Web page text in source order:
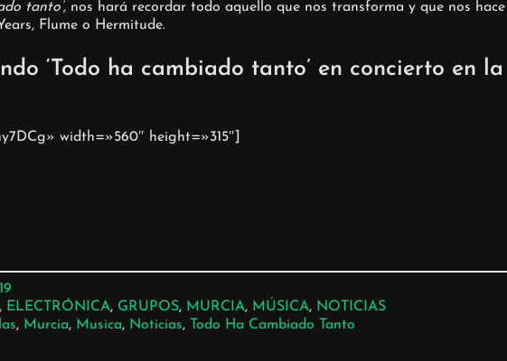
tanto’,nos hará recordar todo aquello que nos transforma y que nos hace
Flume o Hermitude.
‘Todo ha cambiado tanto’ en concierto en
width=»560″ height=»315″]
ELECTRÓNICA, GRUPOS, MURCIA, MÚSICA, NOTICIAS
, Murcia, Musica, Noticias, Todo Ha Cambiado Tanto